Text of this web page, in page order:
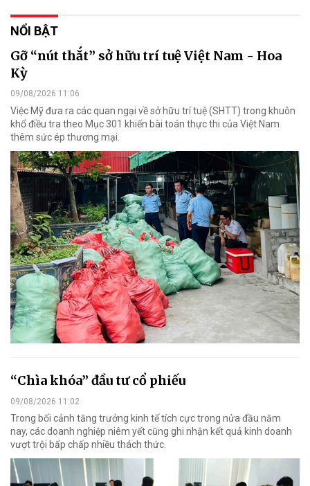
NỔI BẬT
Gỡ “nút thắt” sở hữu trí tuệ Việt Nam - Hoa
Kỳ
09/08/2026 11:06
Việc Mỹ đưa ra các quan ngại về sở hữu trí tuệ (SHTT) trong khuôn
khổ điều tra theo Mục 301 khiến bài toán thực thi của Việt Nam
thêm sức ép thương mại.
“Chìa khóa” đầu tư cổ phiếu
09/08/2026 11:02
Trong bối cảnh tăng trưởng kinh tế tích cực trong nửa đầu năm
nay, các doanh nghiệp niêm yết cũng ghi nhận kết quả kinh doanh
vượt trội bấp chấp nhiều thách thức.